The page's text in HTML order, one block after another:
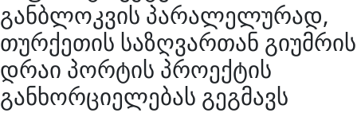
განბლოკვის პარალელურად,
თურქეთის საზღვართან გიუმრის
დრაი პორტის პროექტის
განხორციელებას გეგმავს